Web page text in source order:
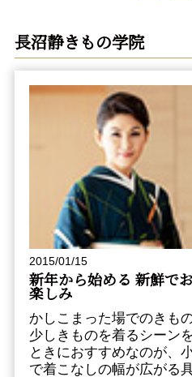
長沼静きもの学院
2015/01/15
新年から始める 新鮮で
楽しみ
かしこまった場でのきも
少しきものを着るシーン
ときにおすすめなのが、
で着こなしの幅が広がる